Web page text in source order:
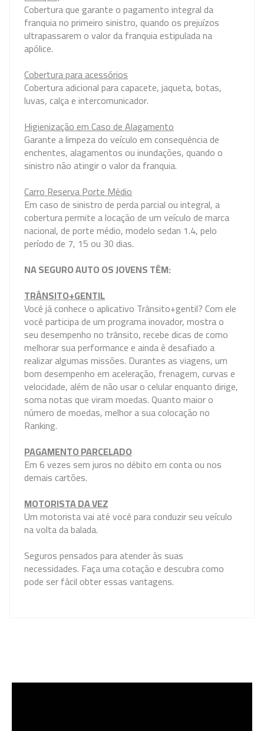
Cobertura que garante o pagamento integral da
franquia no primeiro sinistro, quando os prejuízos
ultrapassarem o valor da franquia estipulada na
apólice.
Cobertura para acessórios
Cobertura adicional para capacete, jaqueta, botas,
luvas, calça e intercomunicador.
Higienização em Caso de Alagamento
Garante a limpeza do veículo em consequência de
enchentes, alagamentos ou inundações, quando o
sinistro não atingir o valor da franquia.
Carro Reserva Porte Médio
Em caso de sinistro de perda parcial ou integral, a
cobertura permite a locação de um veículo de marca
nacional, de porte médio, modelo sedan 1.4, pelo
período de 7, 15 ou 30 dias.
NA SEGURO AUTO OS JOVENS TÊM:
TRÂNSITO+GENTIL
Você já conhece o aplicativo Trânsito+gentil? Com ele
você participa de um programa inovador, mostra o
seu desempenho no trânsito, recebe dicas de como
melhorar sua performance e ainda é desafiado a
realizar algumas missões. Durantes as viagens, um
bom desempenho em aceleração, frenagem, curvas e
velocidade, além de não usar o celular enquanto dirige,
soma notas que viram moedas. Quanto maior o
número de moedas, melhor a sua colocação no
Ranking.
PAGAMENTO PARCELADO
Em 6 vezes sem juros no débito em conta ou nos
demais cartões.
MOTORISTA DA VEZ
Um motorista vai até você para conduzir seu veículo
na volta da balada.
Seguros pensados para atender às suas
necessidades. Faça uma cotação e descubra como
pode ser fácil obter essas vantagens.